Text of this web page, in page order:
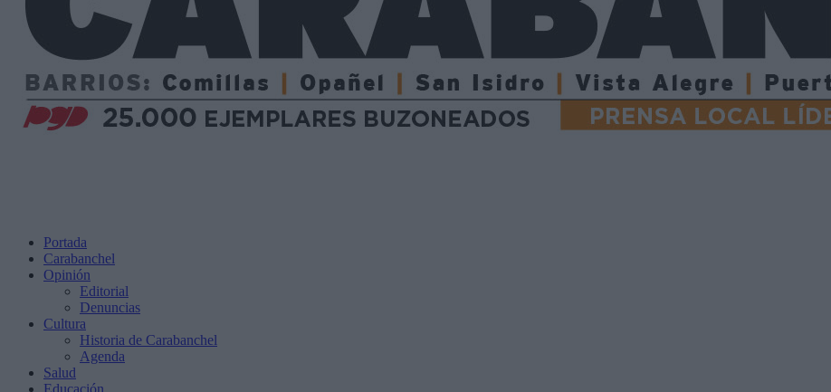
Portada
Carabanchel
Opinión
Editorial
Denuncias
Cultura
Historia de Carabanchel
Agenda
Salud
Educación